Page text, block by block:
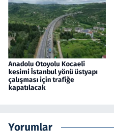
Anadolu Otoyolu Kocaeli
kesimi İstanbul yönü üstyapı
çalışması için trafiğe
kapatılacak
Yorumlar